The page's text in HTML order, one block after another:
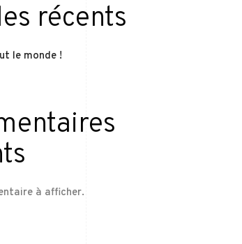
récents
le monde !
à afficher.